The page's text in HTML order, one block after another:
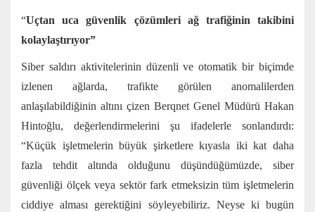
“Uçtan uca güvenlik çözümleri ağ trafiğinin takibini
kolaylaştırıyor”
Siber saldırı aktivitelerinin düzenli ve otomatik bir biçimde
izlenen ağlarda, trafikte görülen anomalilerden
anlaşılabildiğinin altını çizen Berqnet Genel Müdürü Hakan
Hintoğlu, değerlendirmelerini şu ifadelerle sonlandırdı:
“Küçük işletmelerin büyük şirketlere kıyasla iki kat daha
fazla tehdit altında olduğunu düşündüğümüzde, siber
güvenliği ölçek veya sektör fark etmeksizin tüm işletmelerin
ciddiye alması gerektiğini söyleyebiliriz. Neyse ki bugün